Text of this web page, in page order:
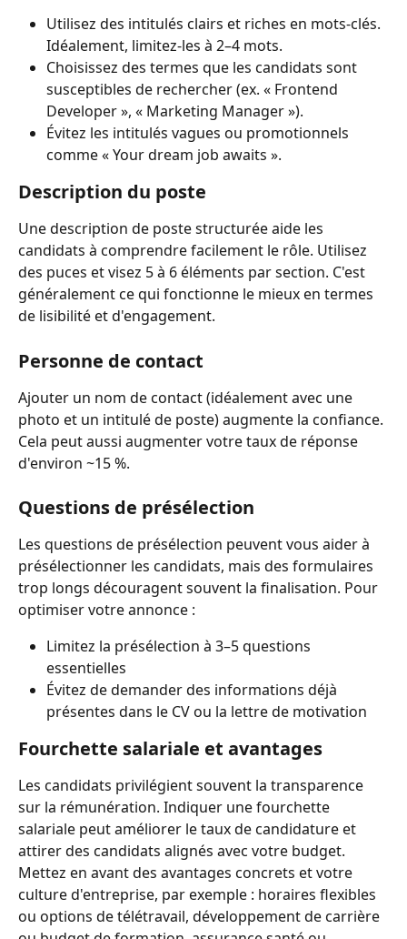
Utilisez des intitulés clairs et riches en mots-clés.
Idéalement, limitez-les à 2–4 mots.
Choisissez des termes que les candidats sont
susceptibles de rechercher (ex. « Frontend
Developer », « Marketing Manager »).
Évitez les intitulés vagues ou promotionnels
comme « Your dream job awaits ».
Description du poste
Une description de poste structurée aide les
candidats à comprendre facilement le rôle. Utilisez
des puces et visez 5 à 6 éléments par section. C'est
généralement ce qui fonctionne le mieux en termes
de lisibilité et d'engagement.
Personne de contact
Ajouter un nom de contact (idéalement avec une
photo et un intitulé de poste) augmente la confiance.
Cela peut aussi augmenter votre taux de réponse
d'environ ~15 %.
Questions de présélection
Les questions de présélection peuvent vous aider à
présélectionner les candidats, mais des formulaires
trop longs découragent souvent la finalisation. Pour
optimiser votre annonce :
Limitez la présélection à 3–5 questions
essentielles
Évitez de demander des informations déjà
présentes dans le CV ou la lettre de motivation
Fourchette salariale et avantages
Les candidats privilégient souvent la transparence
sur la rémunération. Indiquer une fourchette
salariale peut améliorer le taux de candidature et
attirer des candidats alignés avec votre budget.
Mettez en avant des avantages concrets et votre
culture d'entreprise, par exemple : horaires flexibles
ou options de télétravail, développement de carrière